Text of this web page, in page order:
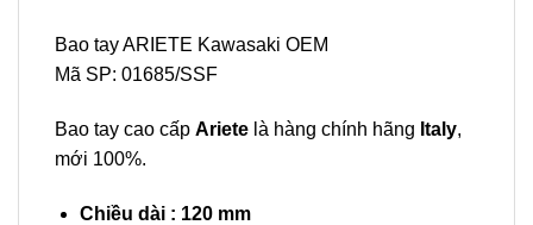
Bao tay ARIETE Kawasaki OEM
Mã SP: 01685/SSF
Bao tay cao cấp Ariete là hàng chính hãng Italy,
mới 100%.
Chiều dài : 120 mm